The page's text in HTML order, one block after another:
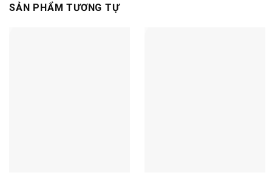
SẢN PHẨM TƯƠNG TỰ